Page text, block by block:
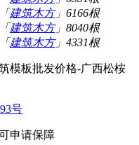
建筑木方」6166根
建筑木方」8040根
建筑木方」4331根
模板批发价格-广西松桉
号
申请保障